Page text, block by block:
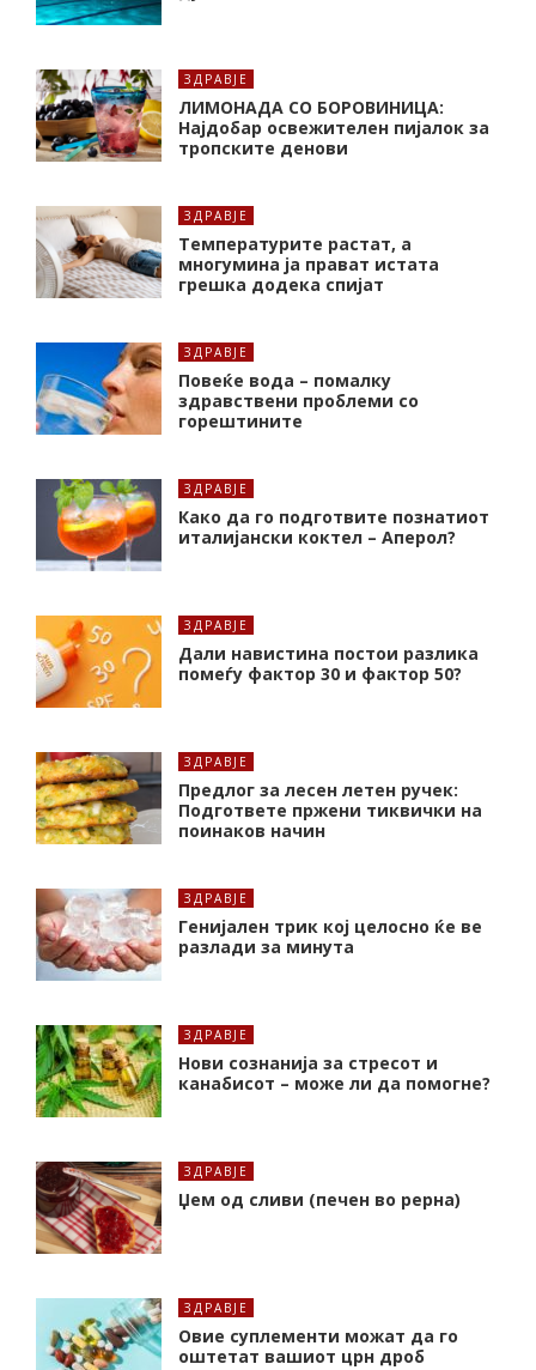
ЗДРАВЈЕ
ЛИМОНАДА СО БОРОВИНИЦА:
Најдобар освежителен пијалок за
тропските денови
ЗДРАВЈЕ
Температурите растат, а
многумина ја прават истата
грешка додека спијат
ЗДРАВЈЕ
Повеќе вода – помалку
здравствени проблеми со
горештините
ЗДРАВЈЕ
Како да го подготвите познатиот
италијански коктел – Аперол?
ЗДРАВЈЕ
Дали навистина постои разлика
помеѓу фактор 30 и фактор 50?
ЗДРАВЈЕ
Предлог за лесен летен ручек:
Подгответе пржени тиквички на
поинаков начин
ЗДРАВЈЕ
Генијален трик кој целосно ќе ве
разлади за минута
ЗДРАВЈЕ
Нови сознанија за стресот и
канабисот – може ли да помогне?
ЗДРАВЈЕ
Џем од сливи (печен во рерна)
ЗДРАВЈЕ
Oвие суплементи можат да го
оштетат вашиот црн дроб